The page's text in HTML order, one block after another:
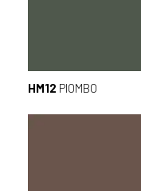
HM12 PIOMBO